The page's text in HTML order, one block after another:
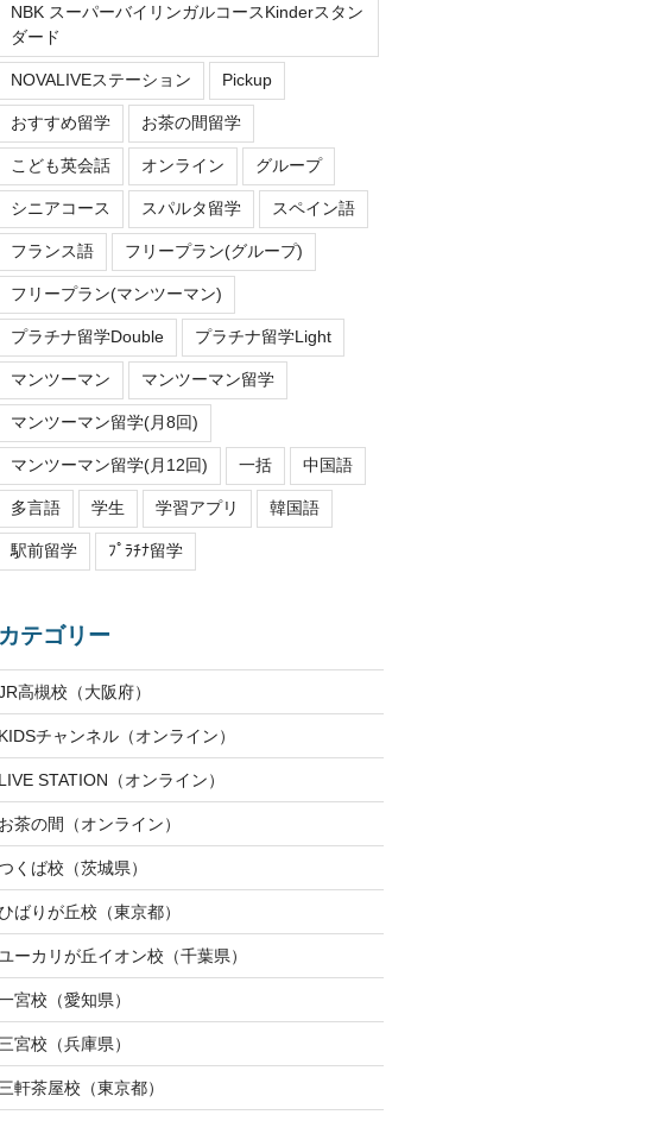
NBK スーパーバイリンガルコースKinderスタン
ダード
NOVALIVEステーション Pickup
おすすめ留学 お茶の間留学
こども英会話 オンライン グループ
シニアコース スパルタ留学 スペイン語
フランス語 フリープラン(グループ)
フリープラン(マンツーマン)
プラチナ留学Double プラチナ留学Light
マンツーマン マンツーマン留学
マンツーマン留学(月8回)
マンツーマン留学(月12回) 一括 中国語
多言語 学生 学習アプリ 韓国語
駅前留学 ﾌﾟﾗﾁﾅ留学
カテゴリー
高槻校（大阪府）
KIDSチャンネル（オンライン）
LIVE STATION（オンライン）
お茶の間（オンライン）
くば校（茨城県）
ばりが丘校（東京都）
ユーカリが丘イオン校（千葉県）
宮校（愛知県）
三宮校（兵庫県）
三軒茶屋校（東京都）